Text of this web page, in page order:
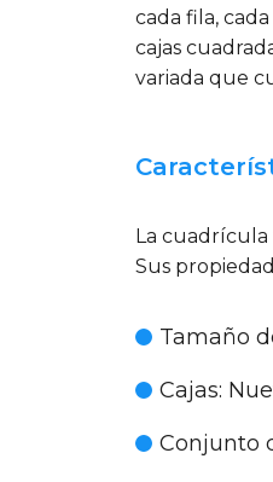
cada fila,
cajas
variada que
La cuadrícula
Sus
Tamaño
Cajas:
Conjunto